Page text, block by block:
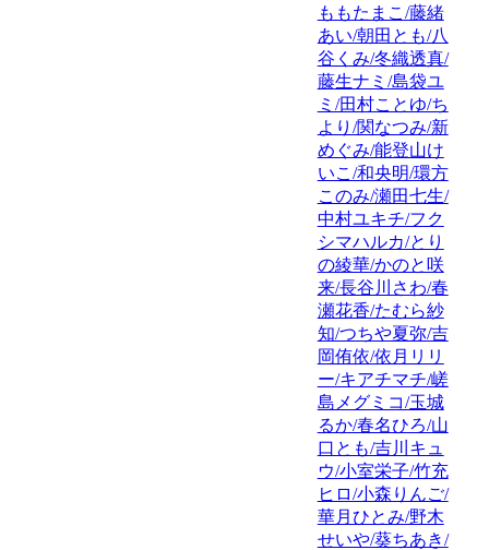
ももたまこ/藤緒
あい/朝田とも/八
谷くみ/冬織透真/
藤生ナミ/島袋ユ
ミ/田村ことゆ/ち
より/関なつみ/新
めぐみ/能登山け
いこ/和央明/環方
このみ/瀬田七生/
中村ユキチ/フク
シマハルカ/とり
の綾華/かのと咲
来/長谷川さわ/春
瀬花香/たむら紗
知/つちや夏弥/吉
岡侑依/依月リリ
ー/キアチマチ/嵯
島メグミコ/玉城
るか/春名ひろ/山
口とも/吉川キュ
ウ/小室栄子/竹充
ヒロ/小森りんご/
華月ひとみ/野木
せいや/葵ちあき/